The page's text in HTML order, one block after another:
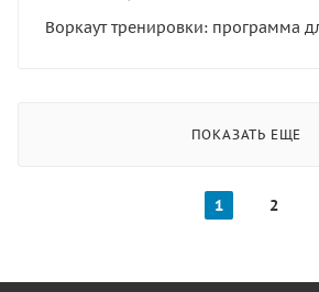
Воркаут тренировки: программа
ПОКАЗАТЬ ЕЩЕ
1 2